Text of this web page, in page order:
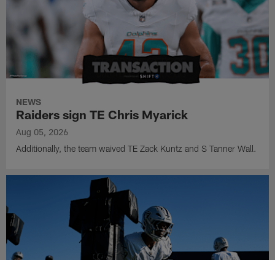
NEWS
Raiders sign TE Chris Myarick
Aug 05, 2026
Additionally, the team waived TE Zack Kuntz and S Tanner Wall.